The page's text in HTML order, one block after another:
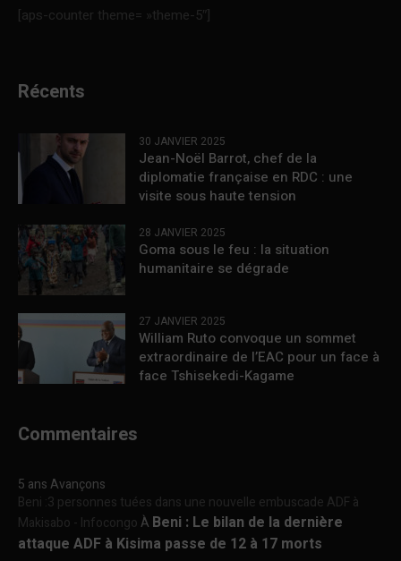
[aps-counter theme= »theme-5″]
Récents
30 JANVIER 2025
Jean-Noël Barrot, chef de la
diplomatie française en RDC : une
visite sous haute tension
28 JANVIER 2025
Goma sous le feu : la situation
humanitaire se dégrade
27 JANVIER 2025
William Ruto convoque un sommet
extraordinaire de l’EAC pour un face à
face Tshisekedi-Kagame
Commentaires
5 ans Avançons
Beni :3 personnes tuées dans une nouvelle embuscade ADF à
Makisabo - InfocongoÀ Beni : Le bilan de la dernière
attaque ADF à Kisima passe de 12 à 17 morts